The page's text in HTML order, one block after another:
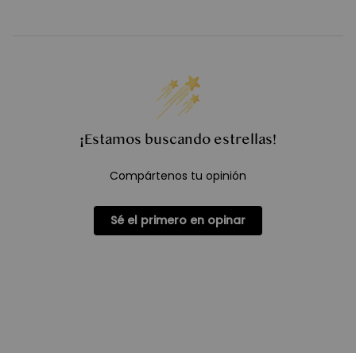
¡Estamos buscando estrellas!
Compártenos tu opinión
Sé el primero en opinar